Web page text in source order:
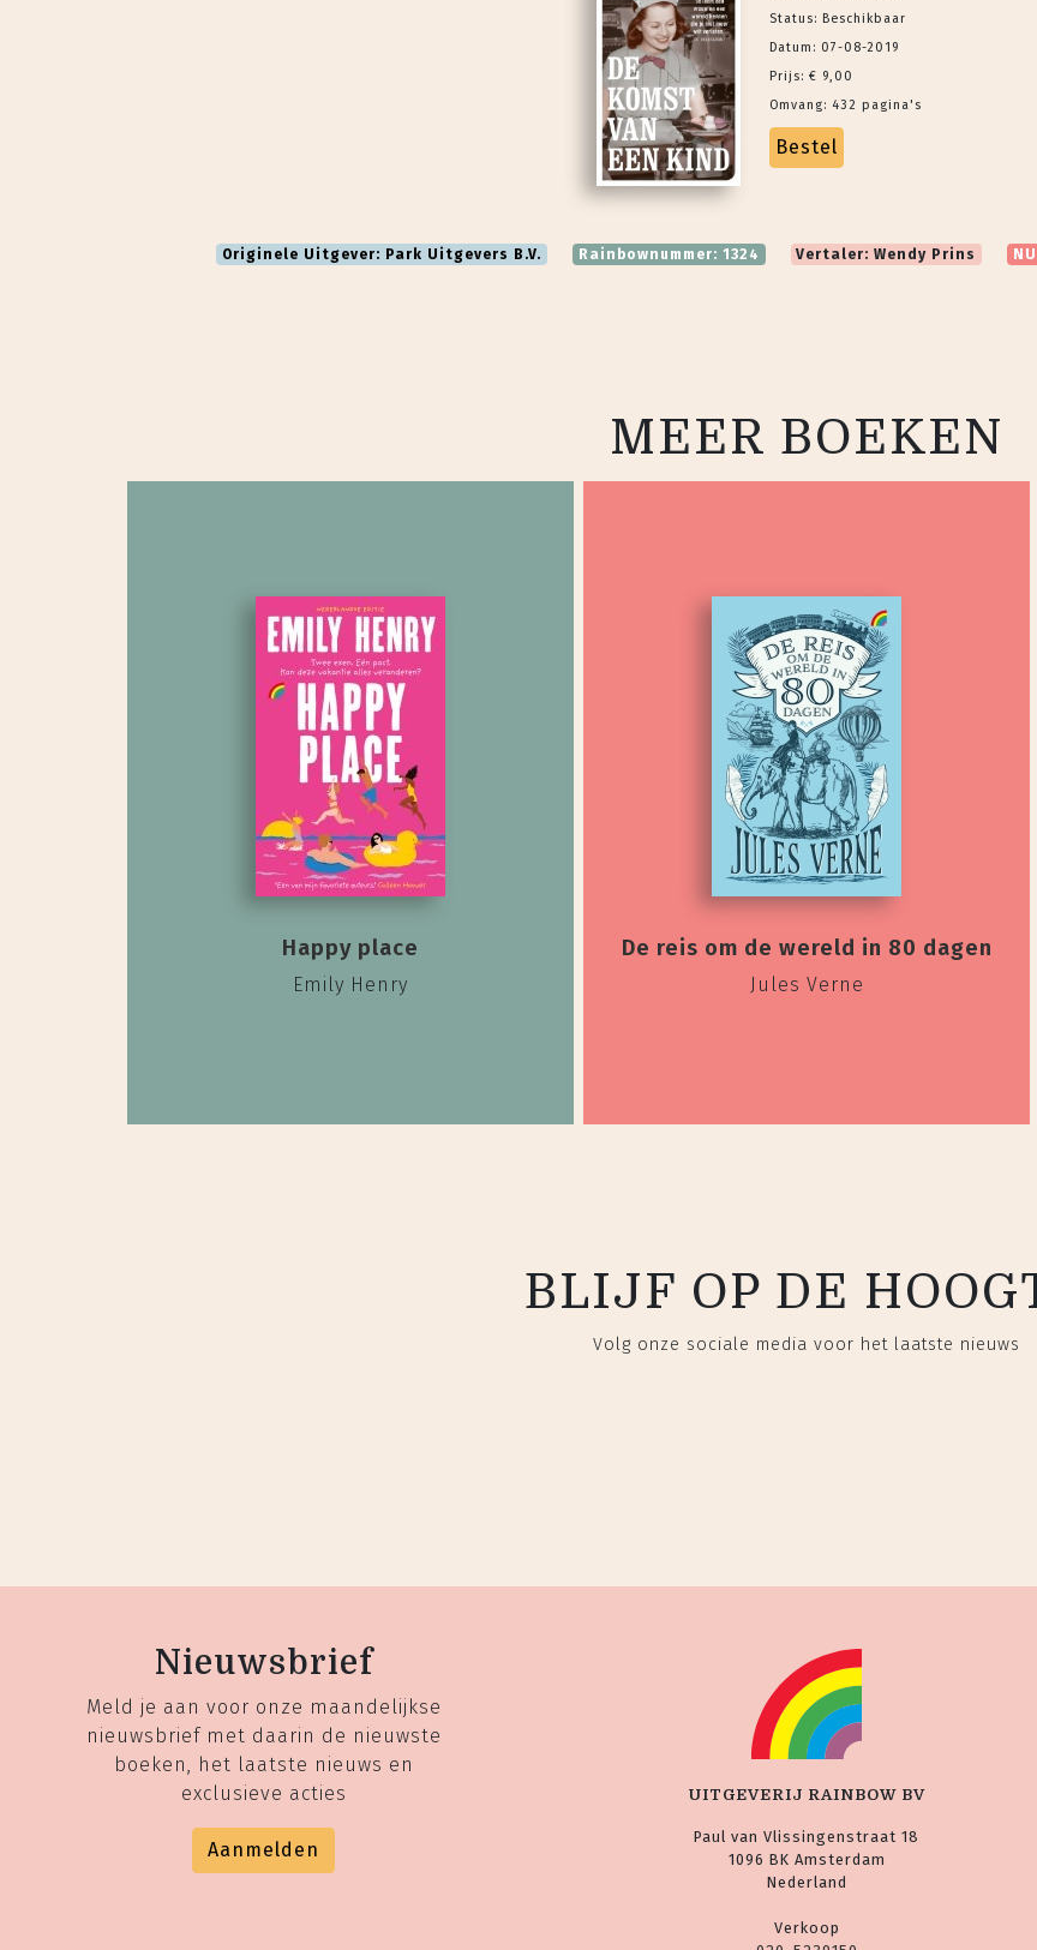
Status: Beschikbaar
Datum: 07-08-2019
Prijs: € 9,00
Omvang: 432 pagina's
Bestel
Originele Uitgever: Park Uitgevers B.V. Rainbownummer: 1324 Vertaler: Wendy Prins
MEER BOEKEN
Happy place
Emily Henry
De reis om de wereld in 80 dagen
Jules Verne
BLIJF OP DE
Volg onze sociale media voor het laatste nieuws
Nieuwsbrief
Meld je aan voor onze maandelijkse
nieuwsbrief met daarin de nieuwste
boeken, het laatste nieuws en
exclusieve acties
Aanmelden
UITGEVERIJ RAINBOW BV
Paul van Vlissingenstraat 18
1096 BK Amsterdam
Nederland
Verkoop